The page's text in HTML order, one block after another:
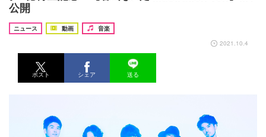
公開
ニュース 動画
音楽
2021.10.4
ポスト シェア 送る